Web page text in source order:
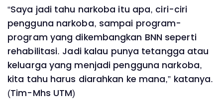
“Saya jadi tahu narkoba itu apa, ciri-ciri
pengguna narkoba, sampai program-
program yang dikembangkan BNN seperti
rehabilitasi. Jadi kalau punya tetangga atau
keluarga yang menjadi pengguna narkoba,
kita tahu harus diarahkan ke mana,” katanya.
(Tim-Mhs UTM)